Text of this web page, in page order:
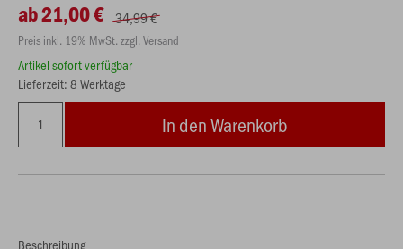
ab 21,00 € 34,99 €
Preis inkl. 19% MwSt. zzgl. Versand
Artikel sofort verfügbar
Lieferzeit: 8 Werktage
In den Warenkorb
Beschreibung